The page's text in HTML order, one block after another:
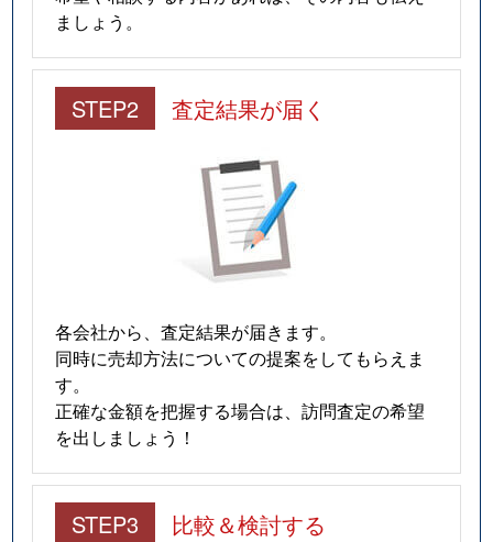
ましょう。
STEP2 査定結果が届く
各会社から、査定結果が届きます。
同時に売却方法についての提案をしてもらえま
す。
正確な金額を把握する場合は、訪問査定の希望
を出しましょう！
STEP3 比較＆検討する